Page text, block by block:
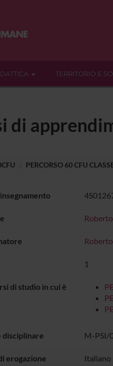
TERRITORIO E
di
PERCORSO 60 CFU
1
di studio in cui è
disciplinare M-PSI/
erogazione Italiano